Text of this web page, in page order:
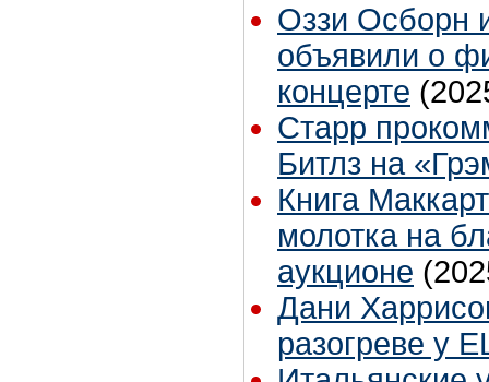
Оззи Осборн
объявили о
концерте
Старр
Битлз на
Книга
молотка на
аукционе
Дани
разогреве у